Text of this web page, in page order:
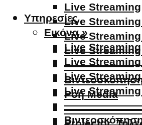
Live Streaming
Live
Live
Live
Ροή Media
Υπηρεσίες
Εικόνα »
Live Streaming
Live
Live
Live